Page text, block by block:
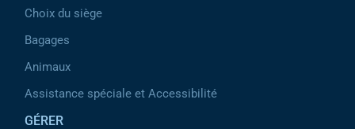
Choix du siège
Bagages
Animaux
Assistance spéciale et Accessibilité
GÉRER